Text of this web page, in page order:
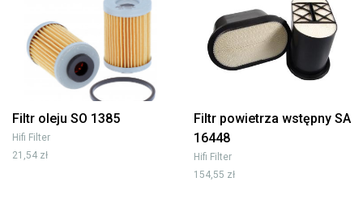
Filtr oleju SO 1385
Hifi Filter
21,54 zł
Filtr powietrza wstępny SA
16448
Hifi Filter
154,55 zł